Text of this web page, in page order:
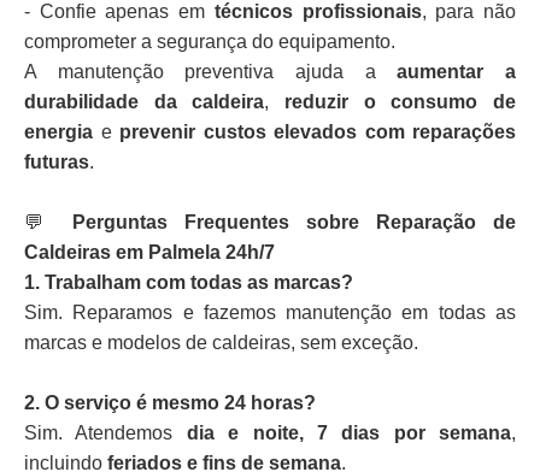
- Confie apenas em técnicos profissionais, para não
comprometer a segurança do equipamento.
A manutenção preventiva ajuda aaumentar a
durabilidade da caldeira, reduzir o consumo de
energia e prevenir custos elevados com reparações
futuras.
💬
Perguntas Frequentes sobre Reparação de
Caldeiras em Palmela 24h/7
1. Trabalham com todas as marcas?
Sim. Reparamos e fazemos manutenção em todas as
marcas e modelos de caldeiras, sem exceção.
2. O serviço é mesmo 24 horas?
Sim. Atendemos dia e noite, 7 dias por semana,
incluindo feriados e fins de semana.